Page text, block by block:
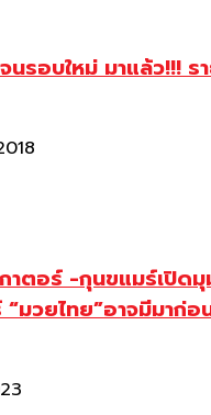
นรอบใหม่ มาแล้ว!!! ร
าตอร์ -กุนขแมร์เปิด
“มวยไทย”อาจมีมาก่